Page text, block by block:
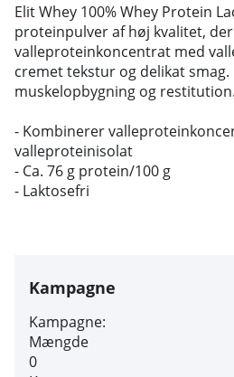
Elit Whey 100% Whey Protein
proteinpulver af høj kvalitet,
valleproteinkoncentrat med
cremet tekstur og delikat smag.
muskelopbygning og restitution.
- Kombinerer
valleproteinisolat
- Ca. 76 g protein/100 g
- Laktosefri
Kampagne
Kampagne:
Mængde
0